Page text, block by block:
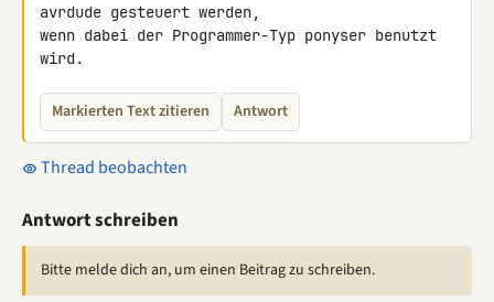
avrdude gesteuert werden,
wenn dabei der Programmer-Typ ponyser benutzt
wird.
Markierten Text zitieren Antwort
Thread beobachten
Antwort schreiben
Bitte melde dich an, um einen Beitrag zu schreiben.